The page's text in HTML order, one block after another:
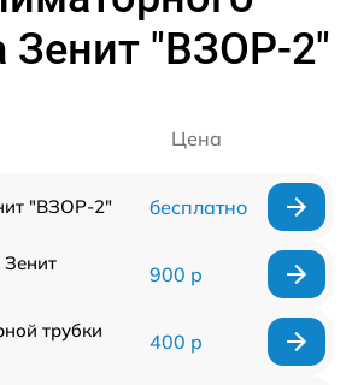
Зенит "ВЗОР-2"
Цена
"ВЗОР-2" бесплатно
900 р
трубки
400 р